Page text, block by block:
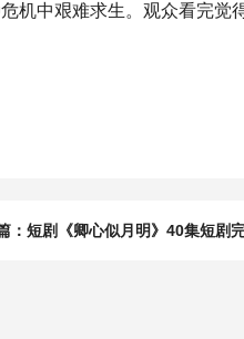
机中艰难求生。观众看完觉
：短剧《卿心似月明》40集短剧